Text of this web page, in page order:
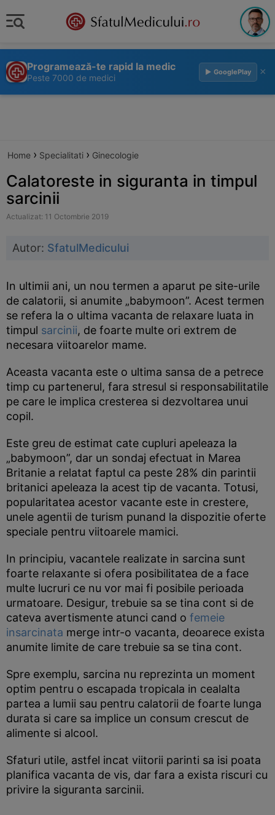
Programează-te rapid la medic
Peste 7000 de medici
▶ GooglePlay ×
Home › Specialitati › Ginecologie
Calatoreste in siguranta in timpul
sarcinii
Actualizat: 11 Octombrie 2019
Autor: SfatulMedicului
In ultimii ani, un nou termen a aparut pe site-urile
de calatorii, si anumite „babymoon”. Acest termen
se refera la o ultima vacanta de relaxare luata in
timpul sarcinii, de foarte multe ori extrem de
necesara viitoarelor mame.
Aceasta vacanta este o ultima sansa de a petrece
timp cu partenerul, fara stresul si responsabilitatile
pe care le implica cresterea si dezvoltarea unui
copil.
Este greu de estimat cate cupluri apeleaza la
„babymoon”, dar un sondaj efectuat in Marea
Britanie a relatat faptul ca peste 28% din parintii
britanici apeleaza la acest tip de vacanta. Totusi,
popularitatea acestor vacante este in crestere,
unele agentii de turism punand la dispozitie oferte
speciale pentru viitoarele mamici.
In principiu, vacantele realizate in sarcina sunt
foarte relaxante si ofera posibilitatea de a face
multe lucruri ce nu vor mai fi posibile perioada
urmatoare. Desigur, trebuie sa se tina cont si de
cateva avertismente atunci cand o femeie
insarcinata merge intr-o vacanta, deoarece exista
anumite limite de care trebuie sa se tina cont.
Spre exemplu, sarcina nu reprezinta un moment
optim pentru o escapada tropicala in cealalta
partea a lumii sau pentru calatorii de foarte lunga
durata si care sa implice un consum crescut de
alimente si alcool.
Sfaturi utile, astfel incat viitorii parinti sa isi poata
planifica vacanta de vis, dar fara a exista riscuri cu
privire la siguranta sarcinii.